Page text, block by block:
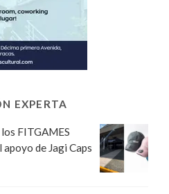
EXPERTA
FITGAMES
de Jagi Caps